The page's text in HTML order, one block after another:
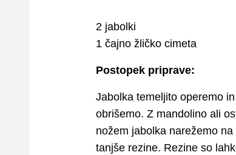
2 jabolki
1 čajno žličko cimeta
Postopek priprave:
Jabolka temeljito operemo in
obrišemo. Z mandolino ali
nožem jabolka narežemo na
tanjše rezine. Rezine so